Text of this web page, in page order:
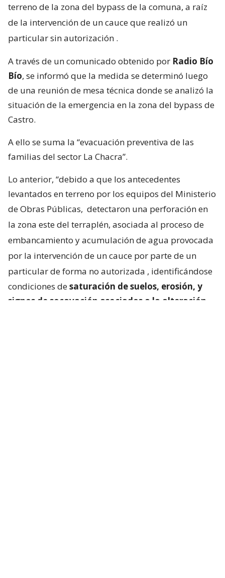
terreno de la zona del bypass de la comuna, a raíz
de la intervención de un cauce que realizó un
particular sin autorización .
A través de un comunicado obtenido por Radio Bío
Bío, se informó que la medida se determinó luego
de una reunión de mesa técnica donde se analizó la
situación de la emergencia en la zona del bypass de
Castro.
A ello se suma la “evacuación preventiva de las
familias del sector La Chacra”.
Lo anterior, “debido a que los antecedentes
levantados en terreno por los equipos del Ministerio
de Obras Públicas, detectaron una perforación en
la zona este del terraplén, asociada al proceso de
embancamiento y acumulación de agua provocada
por la intervención de un cauce por parte de un
particular de forma no autorizada , identificándose
condiciones desaturación de suelos, erosión, y
signos de socavación asociados a la alteración